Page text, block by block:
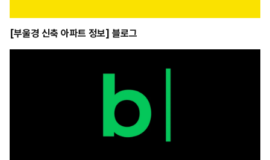
[부울경 신축 아파트 정보] 블로그